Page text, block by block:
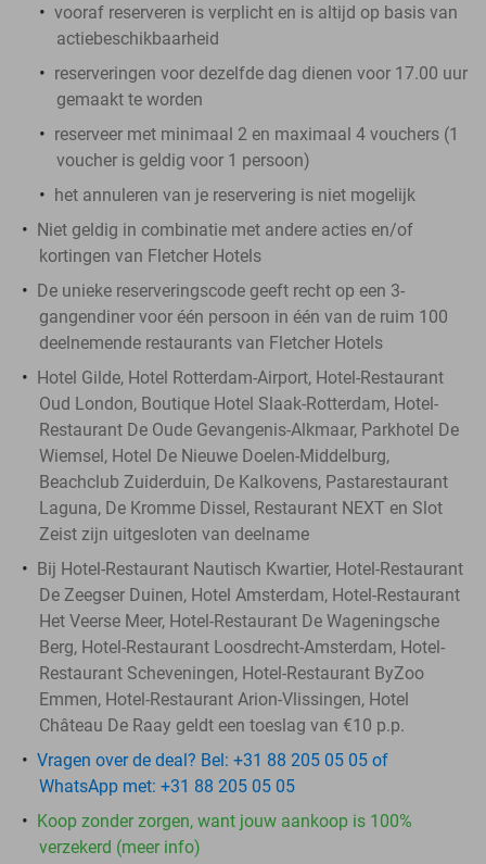
vooraf reserveren is verplicht en is altijd op basis van
actiebeschikbaarheid
reserveringen voor dezelfde dag dienen voor 17.00 uur
gemaakt te worden
reserveer met minimaal 2 en maximaal 4 vouchers (1
voucher is geldig voor 1 persoon)
het annuleren van je reservering is niet mogelijk
Niet geldig in combinatie met andere acties en/of
kortingen van Fletcher Hotels
De unieke reserveringscode geeft recht op een 3-
gangendiner voor één persoon in één van de ruim 100
deelnemende restaurants van Fletcher Hotels
Hotel Gilde, Hotel Rotterdam-Airport, Hotel-Restaurant
Oud London, Boutique Hotel Slaak-Rotterdam, Hotel-
Restaurant De Oude Gevangenis-Alkmaar, Parkhotel De
Wiemsel, Hotel De Nieuwe Doelen-Middelburg,
Beachclub Zuiderduin, De Kalkovens, Pastarestaurant
Laguna, De Kromme Dissel, Restaurant NEXT en Slot
Zeist zijn uitgesloten van deelname
Bij Hotel-Restaurant Nautisch Kwartier, Hotel-Restaurant
De Zeegser Duinen, Hotel Amsterdam, Hotel-Restaurant
Het Veerse Meer, Hotel-Restaurant De Wageningsche
Berg, Hotel-Restaurant Loosdrecht-Amsterdam, Hotel-
Restaurant Scheveningen, Hotel-Restaurant ByZoo
Emmen, Hotel-Restaurant Arion-Vlissingen, Hotel
Château De Raay geldt een toeslag van €10 p.p.
Vragen over de deal? Bel: +31 88 205 05 05 of
WhatsApp met: +31 88 205 05 05
Koop zonder zorgen, want jouw aankoop is 100%
verzekerd (meer info)